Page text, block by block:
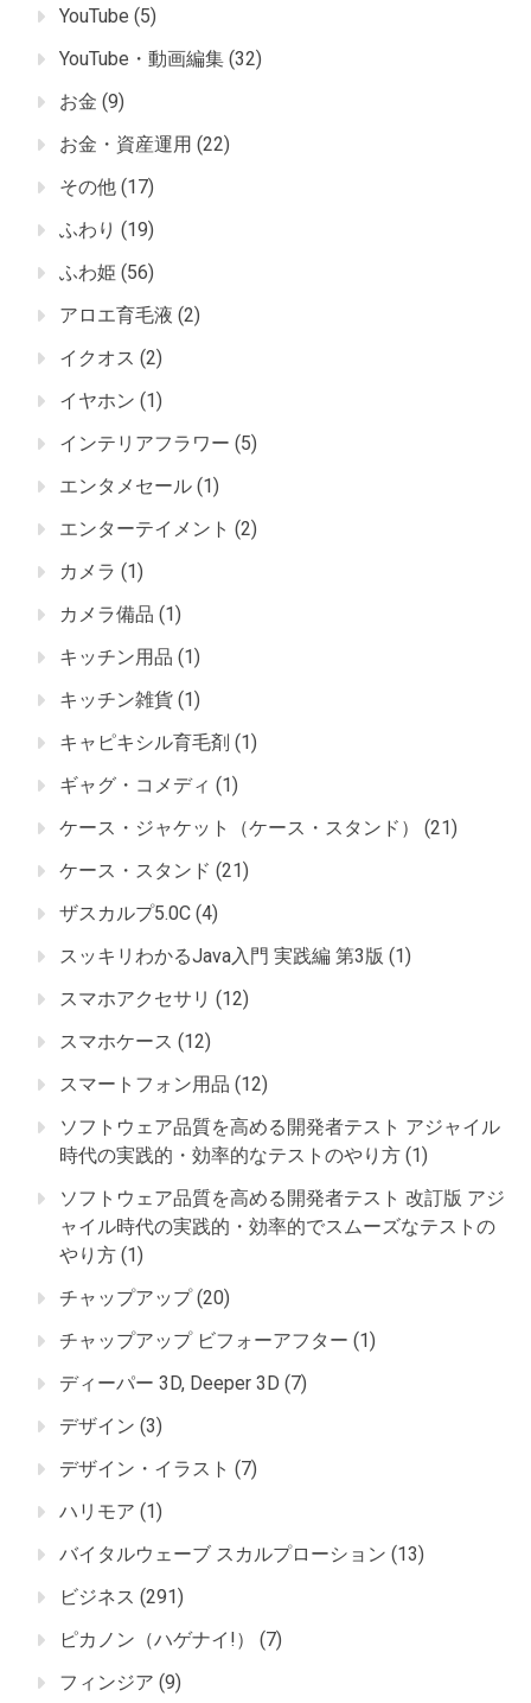
YouTube (5)
YouTube・動画編集 (32)
お金 (9)
お金・資産運用 (22)
その他 (17)
ふわり (19)
ふわ姫 (56)
アロエ育毛液 (2)
イクオス (2)
イヤホン (1)
インテリアフラワー (5)
エンタメセール (1)
エンターテイメント (2)
カメラ (1)
カメラ備品 (1)
キッチン用品 (1)
キッチン雑貨 (1)
キャピキシル育毛剤 (1)
ギャグ・コメディ (1)
ケース・ジャケット（ケース・スタンド）
(21)
ケース・スタンド (21)
ザスカルプ5.0C (4)
スッキリわかるJava入門 実践編 第3版 (1)
スマホアクセサリ (12)
スマホケース (12)
スマートフォン用品 (12)
ソフトウェア品質を高める開発者テスト アジャイル
時代の実践的・効率的なテストのやり方 (1)
ソフトウェア品質を高める開発者テスト 改訂版 アジ
ャイル時代の実践的・効率的でスムーズなテストの
やり方 (1)
チャップアップ(20)
チャップアップ ビフォーアフター (1)
ディーパー 3D, Deeper 3D (7)
デザイン (3)
デザイン・イラスト (7)
ハリモア (1)
バイタルウェーブ スカルプローション (13)
ビジネス (291)
ピカノン（ハゲナイ!）
(7)
フィンジア (9)